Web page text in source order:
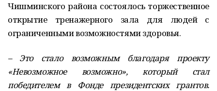
Чишминского района состоялось торжественное
открытие тренажерного зала для людей с
ограниченными возможностями здоровья.
– Это стало возможным благодаря проекту
«Невозможное возможно», который стал
победителем в Фонде президентских грантов.